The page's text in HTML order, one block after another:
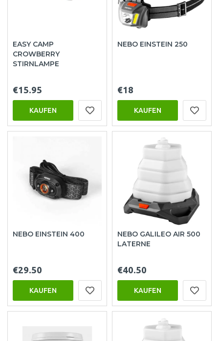
EASY CAMP
CROWBERRY
STIRNLAMPE
€15.95
KAUFEN
NEBO EINSTEIN 250
€18
KAUFEN
NEBO EINSTEIN 400
€29.50
KAUFEN
NEBO GALILEO AIR 500
LATERNE
€40.50
KAUFEN